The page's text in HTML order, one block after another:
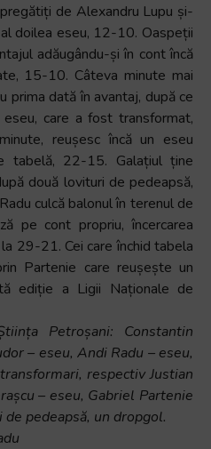
de Alexandru Lupu și-
doilea eseu, 12-10. Oaspeții
adăugându-și în cont încă
15-10. Câteva minute mai
prima dată în avantaj, după ce
care a fost transformat,
reușesc încă un eseu
tabelă, 22-15. Galațiul ține
două lovituri de pedeapsă,
culcă balonul în terenul de
pe cont propriu, încercarea
29-21. Cei care închid tabela
Partenie care reușește un
ediție a Ligii Naționale de
Petroșani: Constantin
– eseu, Andi Radu – eseu,
respectiv Justian
– eseu, Gabriel Partenie
pedeapsă, un dropgol.